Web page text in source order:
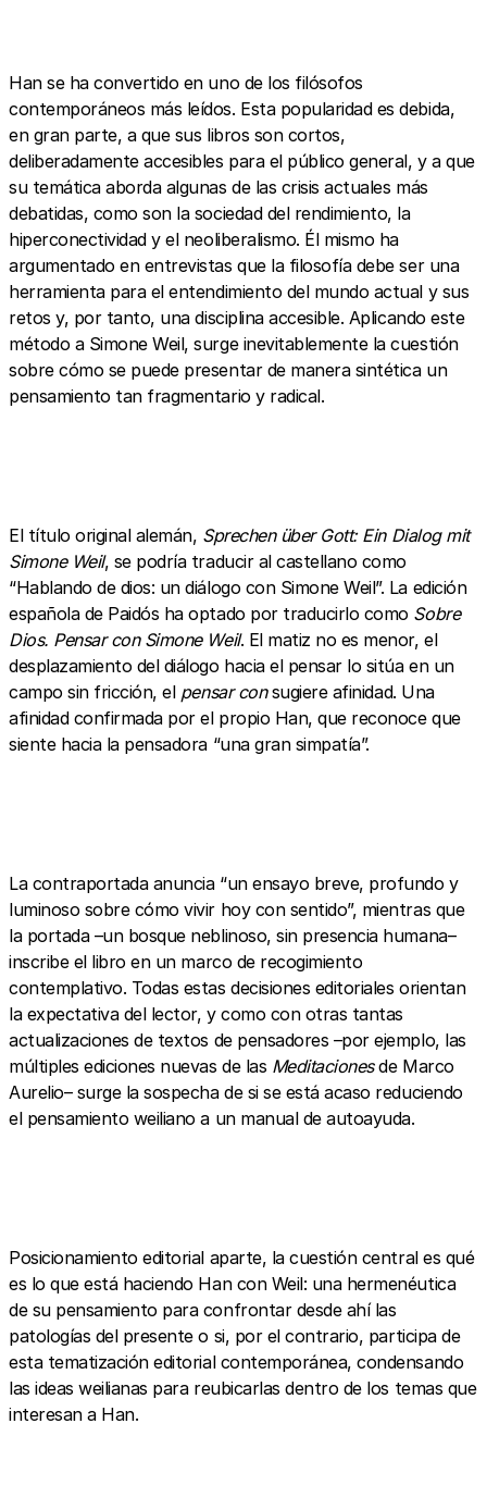
Han se ha convertido en uno de los filósofos
contemporáneos más leídos. Esta popularidad es debida,
en gran parte, a que sus libros son cortos,
deliberadamente accesibles para el público general, y a que
su temática aborda algunas de las crisis actuales más
debatidas, como son la sociedad del rendimiento, la
hiperconectividad y el neoliberalismo. Él mismo ha
argumentado en entrevistas que la filosofía debe ser una
herramienta para el entendimiento del mundo actual y sus
retos y, por tanto, una disciplina accesible. Aplicando este
método a Simone Weil, surge inevitablemente la cuestión
sobre cómo se puede presentar de manera sintética un
pensamiento tan fragmentario y radical.
El título original alemán, Sprechen über Gott: Ein Dialog mit
Simone Weil, se podría traducir al castellano como
“Hablando de dios: un diálogo con Simone Weil”. La edición
española de Paidós ha optado por traducirlo como Sobre
Dios. Pensar con Simone Weil. El matiz no es menor, el
desplazamiento del diálogo hacia el pensar lo sitúa en un
campo sin fricción, el pensar consugiere afinidad. Una
afinidad confirmada por el propio Han, que reconoce que
siente hacia la pensadora “una gran simpatía”.
La contraportada anuncia “un ensayo breve, profundo y
luminoso sobre cómo vivir hoy con sentido”, mientras que
la portada –un bosque neblinoso, sin presencia humana–
inscribe el libro en un marco de recogimiento
contemplativo. Todas estas decisiones editoriales orientan
la expectativa del lector, y como con otras tantas
actualizaciones de textos de pensadores –por ejemplo, las
múltiples ediciones nuevas de las Meditacionesde Marco
Aurelio– surge la sospecha de si se está acaso reduciendo
el pensamiento weiliano a un manual de autoayuda.
Posicionamiento editorial aparte, la cuestión central es qué
es lo que está haciendo Han con Weil: una hermenéutica
de su pensamiento para confrontar desde ahí las
patologías del presente o si, por el contrario, participa de
esta tematización editorial contemporánea, condensando
las ideas weilianas para reubicarlas dentro de los temas que
interesan a Han.